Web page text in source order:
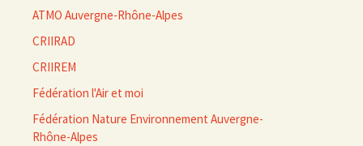
ATMO Auvergne-Rhône-Alpes
CRIIRAD
CRIIREM
Fédération l'Air et moi
Fédération Nature Environnement Auvergne-
Rhône-Alpes